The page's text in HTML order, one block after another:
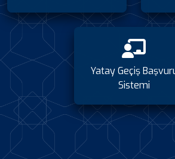
Yatay Geçiş
Sistemi